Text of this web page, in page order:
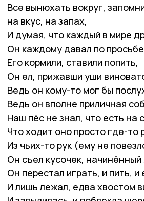
Все вынюхать вокруг,
на вкус, на запах,
И думая, что каждый в мире
Он каждому давал по
Его кормили, ставили попить,
Он ел, прижавши уши
Ведь он кому-то мог бы
Ведь он вполне приличная
Наш пёс не знал, что есть на
Что ходит оно просто где-то
Из чьих-то рук (ему не
Он съел кусочек,
Он перестал играть, и пить, и
И лишь лежал, едва хвостом